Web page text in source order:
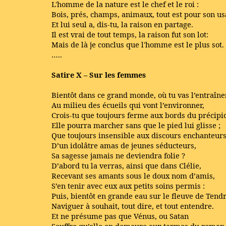
L'homme de la nature est le chef et le roi :
Bois, prés, champs, animaux, tout est pour son
Et lui seul a, dis-tu, la raison en partage.
Il est vrai de tout temps, la raison fut son lot:
Mais de là je conclus que l'homme est le plus sot.
…..
Satire X – Sur les femmes
Bientôt dans ce grand monde, où tu vas
Au milieu des écueils qui vont l’environner,
Crois-tu que toujours ferme aux bords du
Elle pourra marcher sans que le pied lui glisse ;
Que toujours insensible aux discours enchanteurs
D’un idolâtre amas de jeunes séducteurs,
Sa sagesse jamais ne deviendra folie ?
D’abord tu la verras, ainsi que dans Clélie,
Recevant ses amants sous le doux nom d’amis,
S’en tenir avec eux aux petits soins permis :
Puis, bientôt en grande eau sur le fleuve de
Naviguer à souhait, tout dire, et tout entendre.
Et ne présume pas que Vénus, ou Satan